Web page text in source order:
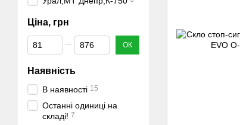
Ціна, грн
Від Ціна, грн
До Ціна, грн ОК
Наявність
В наявності 15
Останні одиниці на
складі! 7